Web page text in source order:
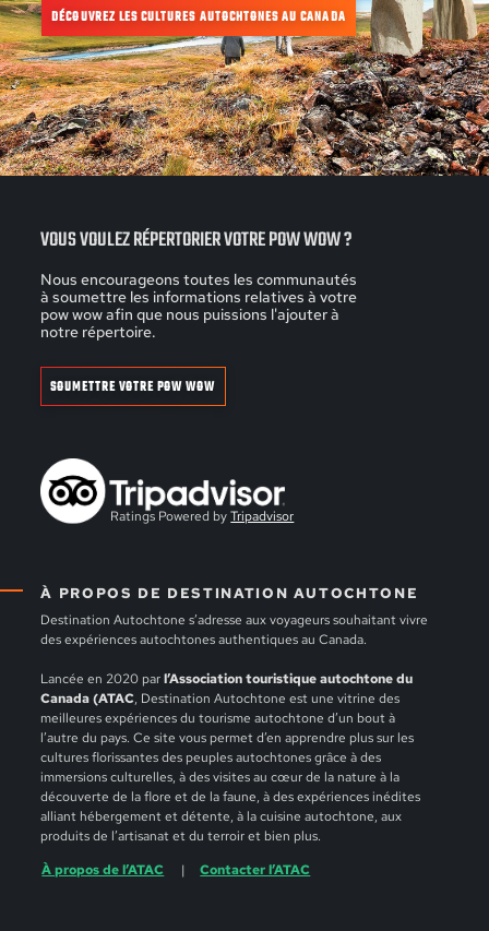
DÉCOUVREZ LES CULTURES AUTOCHTONES AU CANADA
À PROPOS DE DESTINATION AUTOCHTONE
Destination Autochtone s’adresse aux voyageurs souhaitant vivre
des expériences autochtones authentiques au Canada.
Lancée en 2020 parl’Association touristique autochtone du
Canada (ATAC, Destination Autochtone est une vitrine des
meilleures expériences du tourisme autochtone d’un bout à
l’autre du pays. Ce site vous permet d’en apprendre plus sur les
cultures florissantes des peuples autochtones grâce à des
immersions culturelles, à des visites au cœur de la nature à la
découverte de la flore et de la faune, à des expériences inédites
alliant hébergement et détente, à la cuisine autochtone, aux
produits de l’artisanat et du terroir et bien plus.
À propos de l’ATAC
Contacter l’ATAC
VOUS VOULEZ RÉPERTORIER VOTRE POW WOW ?
Nous encourageons toutes les communautés
à soumettre les informations relatives à votre
pow wow afin que nous puissions l'ajouter à
notre répertoire.
SOUMETTRE VOTRE POW WOW
Ratings Powered byTripadvisor